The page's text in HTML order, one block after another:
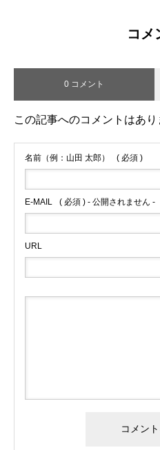
コメ
0 コメント
この記事へのコメントはあり
名前（例：山田 太郎） ( 必須 )
E-MAIL ( 必須 ) - 公開されません -
URL